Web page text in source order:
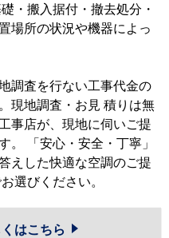
・搬入据付・撤去処分・
場所の状況や機器によっ
調査を行ない工事代金の
現地調査・お見 積りは無
事店が、現地に伺いご提
。 「安心・安全・丁寧」
えした快適な空調のご提
選びください。
はこちら